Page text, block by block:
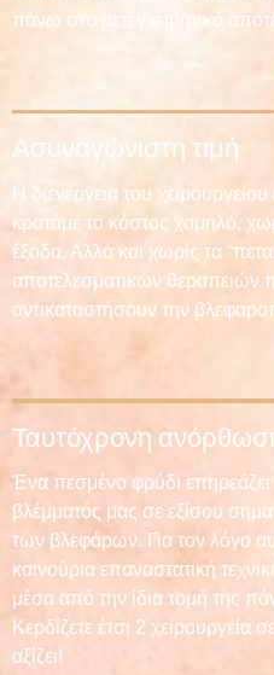
πάνω στο μετεγχειρητικό
Ασυναγώνιστη τιμή
Η διενέργεια του
κρατάμε το κόστος χαμηλό,
έξοδα. Αλλά και χωρίς τα
αποτελεσματικών θεραπειών
αντικαταστήσουν την
Ταυτόχρονη
Ένα πεσμένο φρύδι επηρεάζει
βλέμματός μας σε εξίσου
των βλεφάρων. Για τον λόγο
καινούρια επαναστατική
μέσα από την ίδια τομή της
Κερδίζετε έτσι 2
αξίζει!